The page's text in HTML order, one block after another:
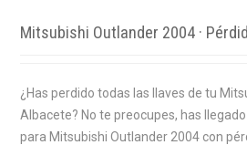
Mitsubishi Outlander 2004 ·
¿Has perdido todas las llaves de tu
Albacete? No te preocupes, has
para Mitsubishi Outlander 2004 con